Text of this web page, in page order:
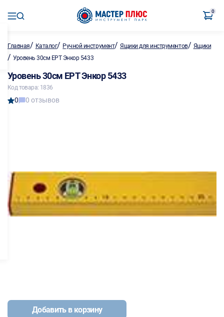
0
Главная/ Каталог/ Ручной инструмент/Ящики для инструментов/ Ящики
/ Уровень 30см ЕРТ Энкор 5433
Уровень 30см ЕРТ Энкор 5433
Код товара: 1836
0 0 отзывов
Добавить в корзину